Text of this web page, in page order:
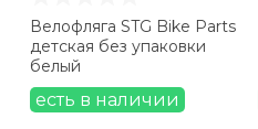
Велофляга STG Bike Parts
детская без упаковки
белый
есть в наличии